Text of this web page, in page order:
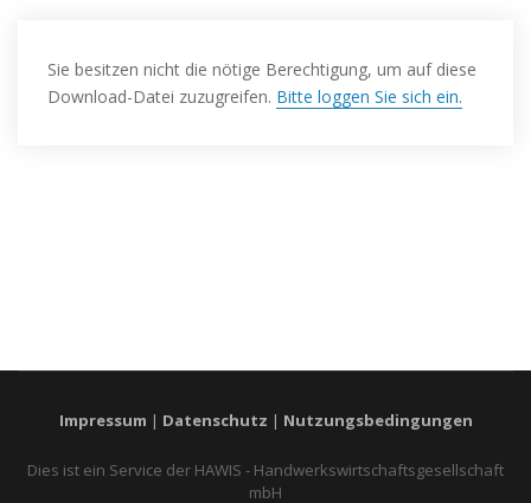
Sie besitzen nicht die nötige Berechtigung, um auf diese
Download-Datei zuzugreifen. Bitte loggen Sie sich ein.
Impressum | Datenschutz | Nutzungsbedingungen
Dies ist ein Service der HAWIS - Handwerkswirtschaftsgesellschaft
mbH